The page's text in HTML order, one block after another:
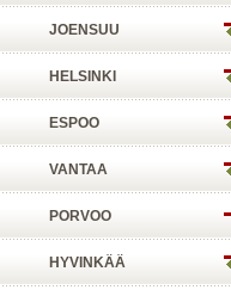
JOENSUU
HELSINKI
ESPOO
VANTAA
PORVOO
HYVINKÄÄ